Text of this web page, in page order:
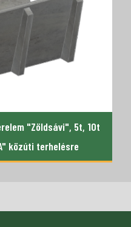
"Zöldsávi", 5t, 10t
közúti terhelésre